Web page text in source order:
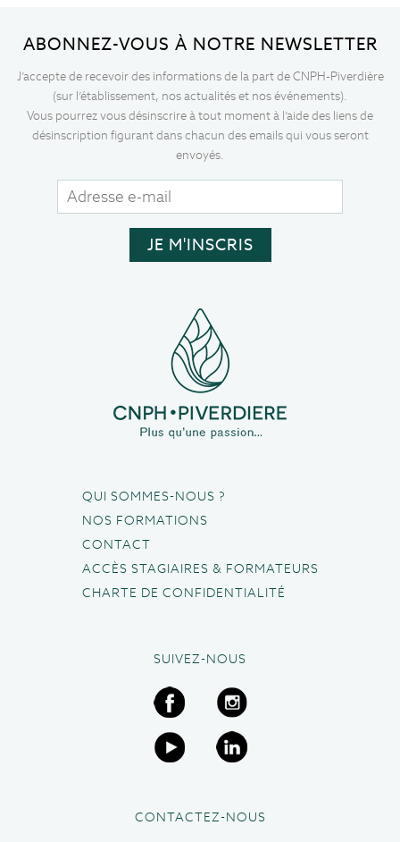
ABONNEZ-VOUS À NOTRE NEWSLETTER
J’accepte de recevoir des informations de la part de CNPH-Piverdière
(sur l’établissement, nos actualités et nos événements).
Vous pourrez vous désinscrire à tout moment à l’aide des liens de
désinscription figurant dans chacun des emails qui vous seront
envoyés.
QUI SOMMES-NOUS ?
NOS FORMATIONS
CONTACT
ACCÈS STAGIAIRES & FORMATEURS
CHARTE DE CONFIDENTIALITÉ
SUIVEZ-NOUS
CONTACTEZ-NOUS